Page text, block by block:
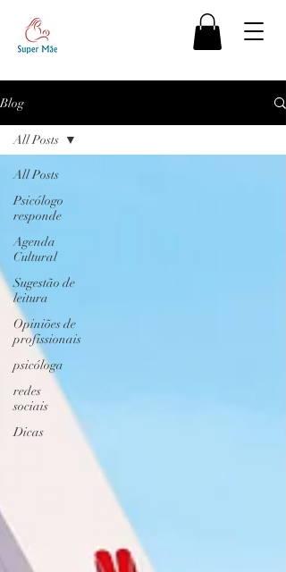
Blog
All Posts
Psicólogo
responde
Agenda
Cultural
Sugestão de
leitura
Opiniões de
profissionais
psicóloga
redes
sociais
Dicas
All Posts